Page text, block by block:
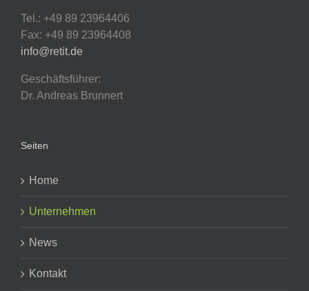
Tel.: +49 89 23964406
Fax: +49 89 23964408
info@retit.de
Geschäftsführer:
Dr. Andreas Brunnert
Seiten
Home
Unternehmen
News
Kontakt